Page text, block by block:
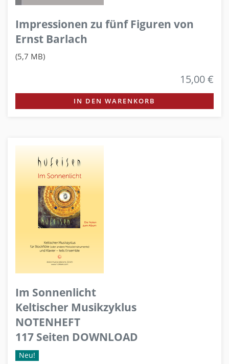
Impressionen zu fünf Figuren von
Ernst Barlach
(5,7 MB)
15,00 €
IN DEN WARENKORB
Im Sonnenlicht
Keltischer Musikzyklus
NOTENHEFT
117 Seiten DOWNLOAD
Neu!